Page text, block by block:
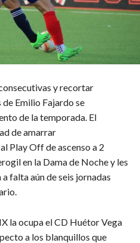
y recortar
Emilio Fajardo se
de la temporada. El
de amarrar
Play Off de ascenso a 2
en la Dama de Noche y les
falta aún de seis jornadas
la ocupa el CD Huétor Vega
a los blanquillos que